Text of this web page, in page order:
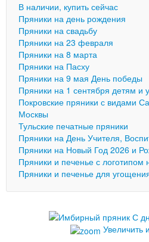
В наличии, купить сейчас
Пряники на день рождения
Пряники на свадьбу
Пряники на 23 февраля
Пряники на 8 марта
Пряники на Пасху
Пряники на 9 мая День победы
Пряники на 1 сентября детям и
Покровские пряники с видами
Москвы
Тульские печатные пряники
Пряники на День Учителя,
Пряники на Новый Год 2026 и
Пряники и печенье с логотипом
Пряники и печенье для
Увеличить